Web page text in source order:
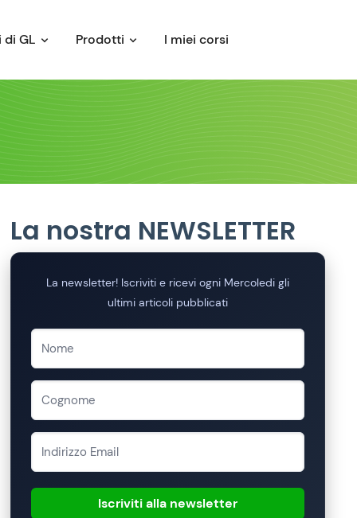
di GL Prodotti I miei corsi
La nostra NEWSLETTER
La newsletter! Iscriviti e ricevi ogni Mercoledi gli
ultimi articoli pubblicati
Iscriviti alla newsletter